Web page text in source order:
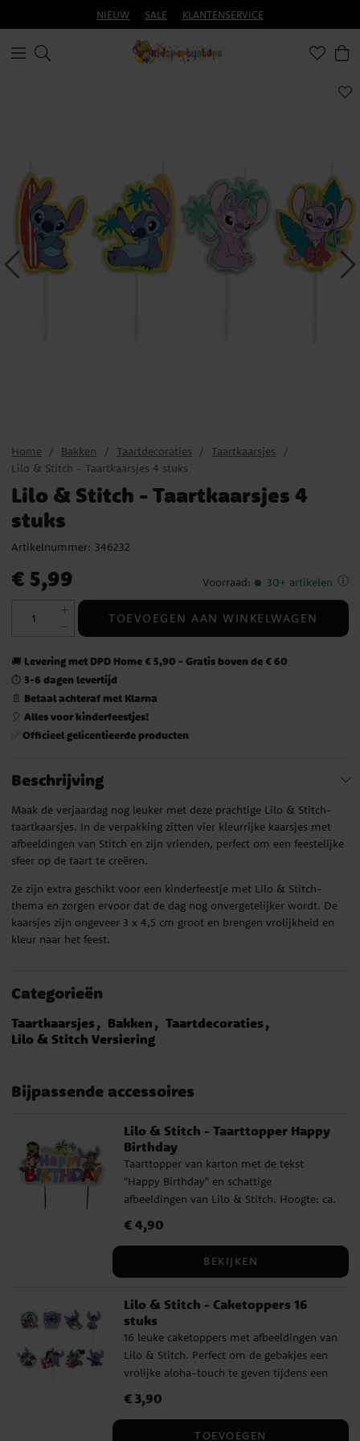
NIEUW SALE KLANTENSERVICE
Home Bakken Taartdecoraties
Taartkaarsjes
Lilo & Stitch - Taartkaarsjes 4 stuks
Lilo & Stitch - Taartkaarsjes 4
stuks
Artikelnummer: 346232
Prijs: € 5,99
€ 5,99 Voorraad: 30+ artikelen
TOEVOEGEN AAN WINKELWAGEN
🚚 Levering met DPD Home € 5,90 - Gratis boven de € 60
⏱️ 3-6 dagen levertijd
📄 Betaal achteraf met Klarna
🎈 Alles voor kinderfeestjes!
✅ Officieel gelicentieerde producten
Beschrijving
Maak de verjaardag nog leuker met deze prachtige Lilo & Stitch-
taartkaarsjes. In de verpakking zitten vier kleurrijke kaarsjes met
afbeeldingen van Stitch en zijn vrienden, perfect om een feestelijke
sfeer op de taart te creëren.
Ze zijn extra geschikt voor een kinderfeestje met Lilo & Stitch-
thema en zorgen ervoor dat de dag nog onvergetelijker wordt. De
kaarsjes zijn ongeveer 3 x 4,5 cm groot en brengen vrolijkheid en
kleur naar het feest.
Categorieën
Taartkaarsjes Bakken
Taartdecoraties
Lilo & Stitch Versiering
Bijpassende accessoires
Lilo & Stitch - Taarttopper Happy
Birthday
Taarttopper van karton met de tekst
"Happy Birthday" en schattige
afbeeldingen van Lilo & Stitch. Hoogte: ca.
Prijs :€ 4,90
€ 4,90
BEKIJKEN
Lilo & Stitch - Caketoppers 16
stuks
16 leuke caketoppers met afbeeldingen van
Lilo & Stitch. Perfect om de gebakjes een
vrolijke aloha-touch te geven tijdens een
hoog.
Prijs:€ 3,90
€ 3,90
TOEVOEGEN